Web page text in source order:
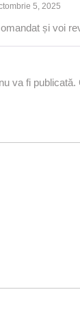
5, 2025
și voi
va fi publicată.